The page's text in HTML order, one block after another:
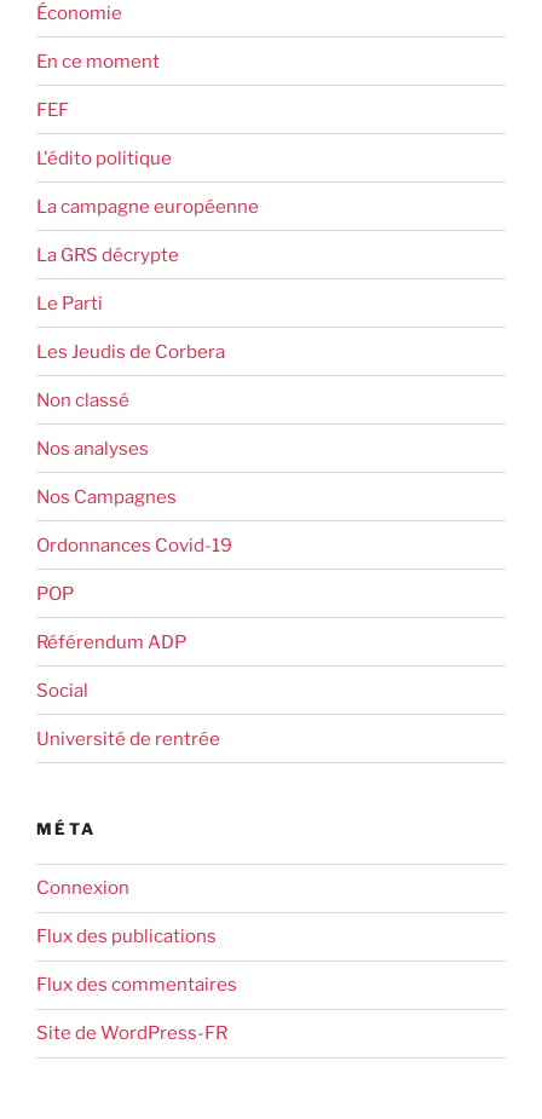
Économie
En ce moment
FEF
L'édito politique
La campagne européenne
La GRS décrypte
Le Parti
Les Jeudis de Corbera
Non classé
Nos analyses
Nos Campagnes
Ordonnances Covid-19
POP
Référendum ADP
Social
Université de rentrée
MÉTA
Connexion
Flux des publications
Flux des commentaires
Site de WordPress-FR